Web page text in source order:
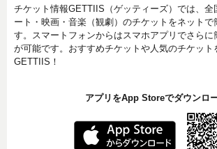
チケット情報GETTIIS（ゲッティーズ）では、全
ート・映画・音楽（観劇）のチケットをネットで
す。スマートフォンからはスマホアプリでさらに
が可能です。おすすめチケットや人気のチケット
GETTIIS！
アプリをApp Storeでダウンロ